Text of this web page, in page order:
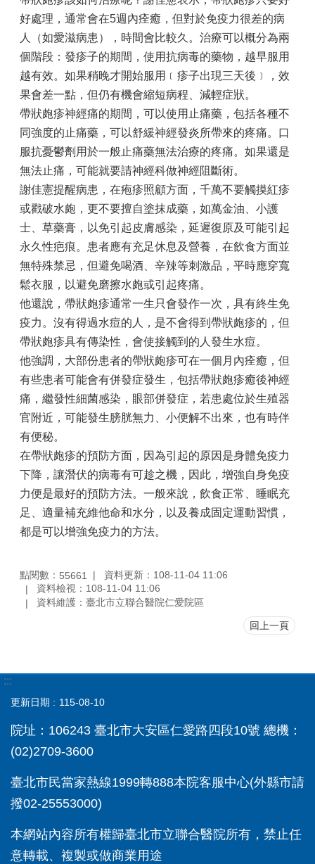
好處理，通常會在5週內痊癒，但對於免疫力很差的病
人（如愛滋病患），時間會比較久。治療可以概分為兩
個階段：發疹子的期間，使用抗病毒的藥物，越早服用
越有效。如果稍晚才開始服用﹝疹子出現三天後﹞，效
果會差一點，但仍有機會縮短病程、減輕症狀。
帶狀皰疹神經痛的期間，可以使用止痛藥，包括各種不
同強度的止痛藥，可以舒緩神經發炎所帶來的疼痛。口
服抗憂鬱劑用於一般止痛藥無法治療的疼痛。如果還是
無法止痛，可能就要請神經科做神經阻斷術。
謝佳憲提醒病患，在疱疹照顧方面，千萬不要觸摸紅疹
或戳破水皰，更不要擅自塗抹成藥，如萬金油、小護
士、草藥膏，以免引起皮膚感染，延遲復原及可能引起
永久性疤痕。患者應有充足休息及營養，在飲食方面並
無特殊禁忌，但避免喝酒、辛辣等刺激品，平時應穿寬
鬆衣服，以避免磨擦水皰或引起疼痛。
他還說，帶狀皰疹通常一生只會發作一次，具有終生免
疫力。沒有得過水痘的人，是不會得到帶狀皰疹的，但
帶狀皰疹具有傳染性，會使接觸到的人發生水痘。
他強調，大部份患者的帶狀皰疹可在一個月內痊癒，但
有些患者可能會有併發症發生，包括帶狀皰疹癒後神經
痛，繼發性細菌感染，眼部併發症，若患處位於生殖器
官附近，可能發生膀胱無力、小便解不出來，也有時伴
有便秘。
在帶狀皰疹的預防方面，因為引起的原因是身體免疫力
下降，讓潛伏的病毒有可趁之機，因此，增強自身免疫
力便是最好的預防方法。一般來說，飲食正常、睡眠充
足、適量補充維他命和水分，以及養成固定運動習慣，
都是可以增強免疫力的方法。
點閱數： 55661
資料更新：108-11-04 11:06
資料檢視：108-11-04 11:06
資料維護：臺北市立聯合醫院仁愛院區
回上一頁
:::
更新日期 115-08-10
院址：106243 臺北市大安區仁愛路四段10號 總機：
(02)2709-3600
臺北市民當家熱線1999轉888本院客服中心(外縣市請
撥02-25553000)
本網站內容所有權歸臺北市立聯合醫院所有，禁止任
意轉載、複製或做商業用途